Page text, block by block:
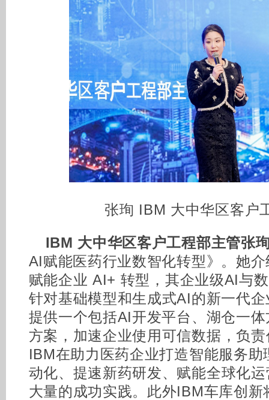
张珣 IBM 大中华区客户
IBM 大中华区客户工程部主管张
AI赋能医药行业数智化转型》。她
赋能企业 AI+ 转型，其企业级AI与
针对基础模型和生成式AI的新一代
提供一个包括AI开发平台、湖仓一
方案，加速企业使用可信数据，负
IBM在助力医药企业打造智能服务
动化、提速新药研发、赋能全球化
大量的成功实践。此外IBM车库创